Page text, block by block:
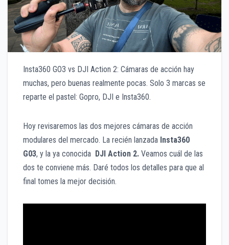
Insta360 GO3 vs DJI Action 2: Cámaras de acción hay
muchas, pero buenas realmente pocas. Solo 3 marcas se
reparte el pastel: Gopro, DJI e Insta360.
Hoy revisaremos las dos mejores cámaras de acción
modulares del mercado. La recién lanzada Insta360
G03, y la ya conocida DJI Action 2. Veamos cuál de las
dos te conviene más. Daré todos los detalles para que al
final tomes la mejor decisión.